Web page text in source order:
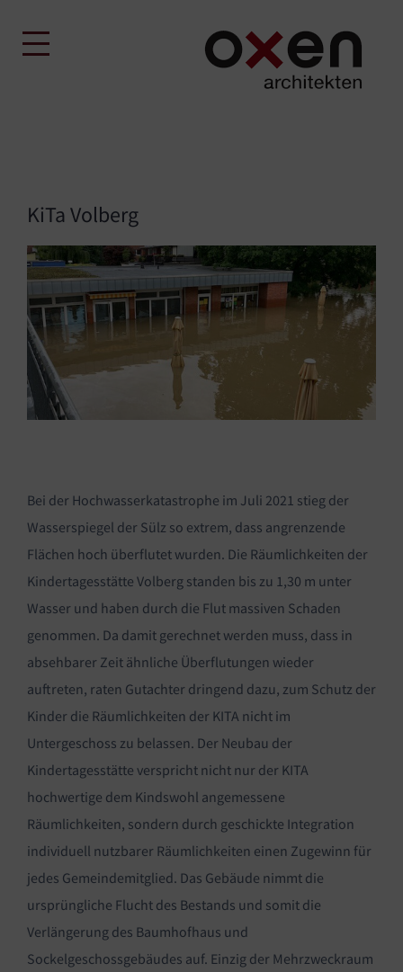
KiTa Volberg
Bei der Hochwasserkatastrophe im Juli 2021 stieg der
Wasserspiegel der Sülz so extrem, dass angrenzende
Flächen hoch überflutet wurden. Die Räumlichkeiten der
Kindertagesstätte Volberg standen bis zu 1,30 m unter
Wasser und haben durch die Flut massiven Schaden
genommen. Da damit gerechnet werden muss, dass in
absehbarer Zeit ähnliche Überflutungen wieder
auftreten, raten Gutachter dringend dazu, zum Schutz der
Kinder die Räumlichkeiten der KITA nicht im
Untergeschoss zu belassen. Der Neubau der
Kindertagesstätte verspricht nicht nur der KITA
hochwertige dem Kindswohl angemessene
Räumlichkeiten, sondern durch geschickte Integration
individuell nutzbarer Räumlichkeiten einen Zugewinn für
jedes Gemeindemitglied. Das Gebäude nimmt die
ursprüngliche Flucht des Bestands und somit die
Verlängerung des Baumhofhaus und
Sockelgeschossgebäudes auf. Einzig der Mehrzweckraum